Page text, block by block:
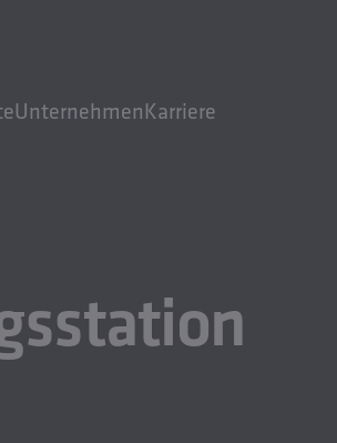
UnternehmenKarriere